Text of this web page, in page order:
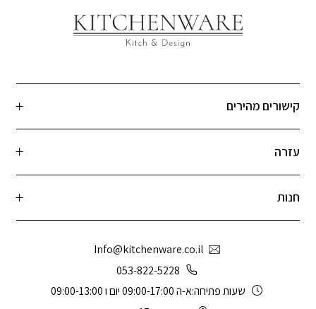
קישורים מהירים
עזרה
חנות
Info@kitchenware.co.il
053-822-5228
שעות פתיחה:א-ה 09:00-17:00 יום ו 09:00-13:00